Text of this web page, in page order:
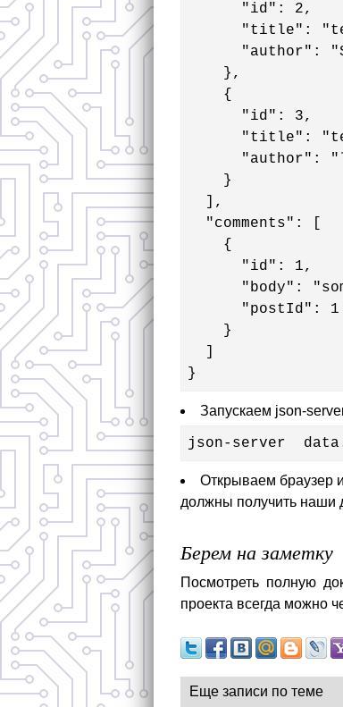
      "id": 2,
"title":
"author":
    },
    {
      "id": 3,
"title":
"author":
    }
  ],
  "comments": [
    {
      "id": 1,
"body":
      "postId": 1
    }
}
Запускаем json-
json-server
Открываем браузер
должны получить наши
Берем на заметку
Посмотреть полную
проекта всегда можно
Еще записи по теме